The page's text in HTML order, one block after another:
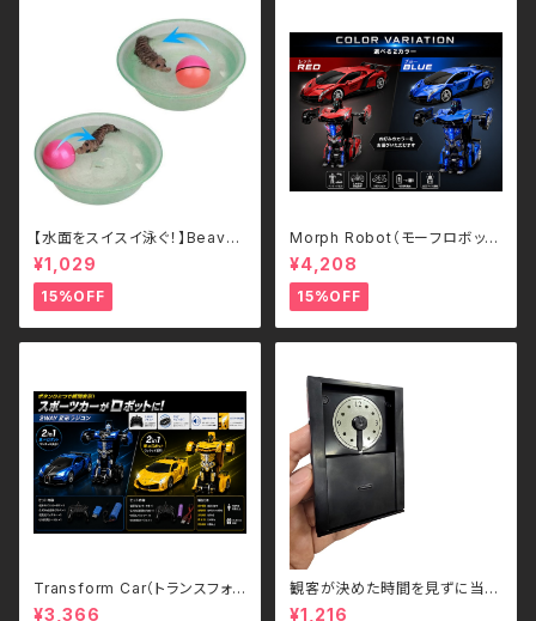
【水面をスイスイ泳ぐ！】Beave
r's Ball 電動ビーバーボール
犬・猫用 ペットトイ
¥1,029
15%OFF
Morph Robot（モーフロボッ
ト）｜ボタンひとつで瞬間変形！
スポーツカー＆ロボット 2WAY
ラジコン（2.4GHz・USB充電
式）
¥4,208
15%OFF
Transform Car（トランスフォ
ームカー）｜ボタンひとつで瞬間
¥3,366
観客が決めた時間を見ずに当て
る - Guess the Time
¥1,216